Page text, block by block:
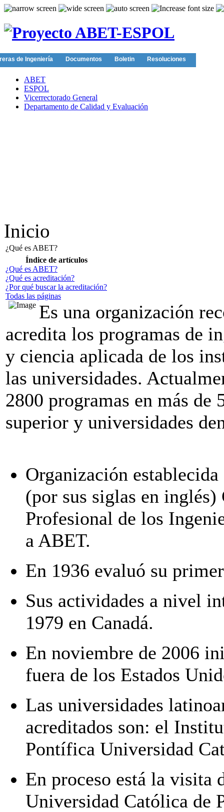
de Ingeniería Documentos Boletin Resoluciones
ABET
ESPOL
Vicerrectorado General
Departamento de Calidad y Evaluación
Inicio
¿Qué es ABET?
Índice de artículos
¿Qué es ABET?
¿Qué es acreditación?
¿Por qué buscar la acreditación?
Todas las páginas
Es una organización
acredita los programas de
y ciencia aplicada de los
las universidades.
2800 programas en más de
superior y universidades
Organización
(por sus siglas en
Profesional de los
a ABET.
En 1936 evaluó su
Sus actividades a nivel
1979 en Canadá.
En noviembre de 2006
fuera de los Estados
Las universidades
acreditados son: el
Pontífica Universidad
En proceso está la visita
Universidad Católica de